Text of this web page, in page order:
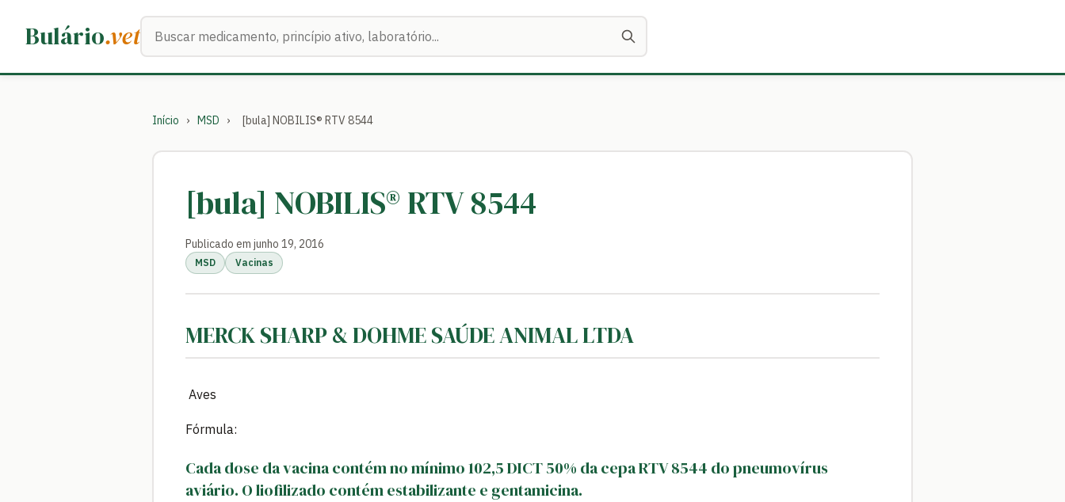
Bulário.vetBuscar medicamentos
Início › MSD › [bula] NOBILIS® RTV 8544
[bula] NOBILIS® RTV 8544
Publicado em junho 19, 2016
MSD Vacinas
MERCK SHARP & DOHME SAÚDE ANIMAL LTDA
Aves
Fórmula:
Cada dose da vacina contém no mínimo 102,5 DICT 50% da cepa RTV 8544 do pneumovírus
aviário. O liofilizado contém estabilizante e gentamicina.